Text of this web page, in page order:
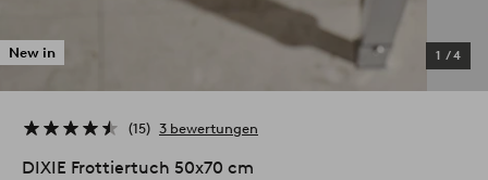
New in 1 /4
15 3 bewertungen
DIXIE Frottiertuch 50x70 cm